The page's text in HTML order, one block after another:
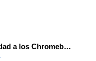
Dale una oportunidad a los Chromebooks y utiliza un proyector para realizar talleres si no tienes pantallas táctiles